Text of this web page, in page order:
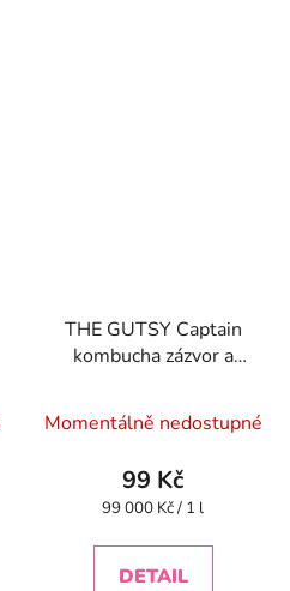
THE GUTSY Captain
kombucha zázvor a
Momentálně nedostupné
99 Kč
Měrná
99 000 Kč / 1 l
DETAIL